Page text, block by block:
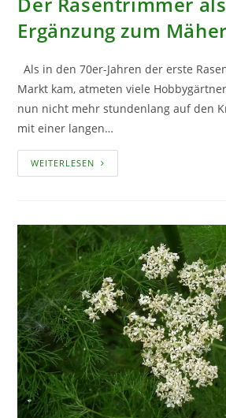
Ergänzung zum Mäher
Als in den 70er-Jahren der erste
Markt kam, atmeten viele
nun nicht mehr stundenlang auf den
mit einer langen…
WEITERLESEN DER
RASENTRIMMER
MÄHER